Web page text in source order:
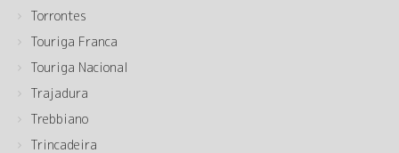
Torrontes
Touriga Franca
Touriga Nacional
Trajadura
Trebbiano
Trincadeira